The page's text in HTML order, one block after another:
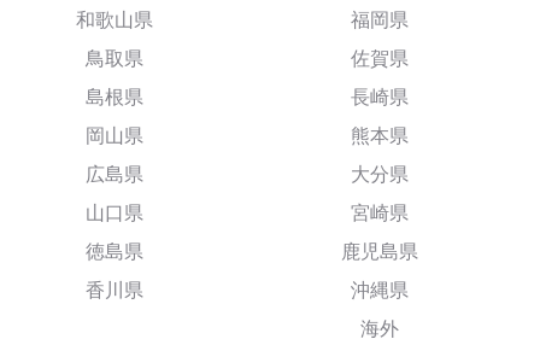
和歌山県
鳥取県
島根県
岡山県
広島県
山口県
徳島県
香川県
福岡県
佐賀県
長崎県
熊本県
大分県
宮崎県
鹿児島県
沖縄県
海外